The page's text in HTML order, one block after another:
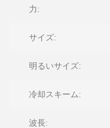
力:
サイズ:
明るいサイズ:
冷却スキーム:
波長: